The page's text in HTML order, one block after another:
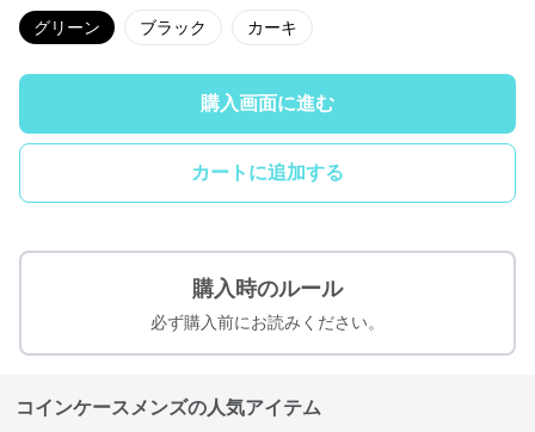
グリーン ブラック カーキ
購入画面に進む
カートに追加する
購入時のルール
必ず購入前にお読みください。
コインケースメンズの人気アイテム